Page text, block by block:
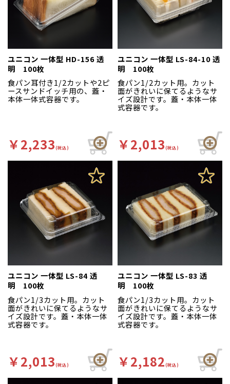
ユニコン 一体型 HD-156 透
明 100枚
食パン耳付き1/2カットや2ピ
ースサンドイッチ用の、蓋・
本体一体式容器です。
￥2,233(税込)
ユニコン 一体型 LS-84-10 透
明 100枚
食パン1/2カット用。カット
面がきれいに保てるようなサ
イズ設計です。蓋・本体一体
式容器です。
￥2,013(税込)
ユニコン 一体型 LS-84 透
明 100枚
食パン1/3カット用。カット
面がきれいに保てるようなサ
イズ設計です。蓋・本体一体
式容器です。
￥2,013(税込)
ユニコン 一体型 LS-83 透
明 100枚
食パン1/3カット用。カット
面がきれいに保てるようなサ
イズ設計です。蓋・本体一体
式容器です。
￥2,182(税込)